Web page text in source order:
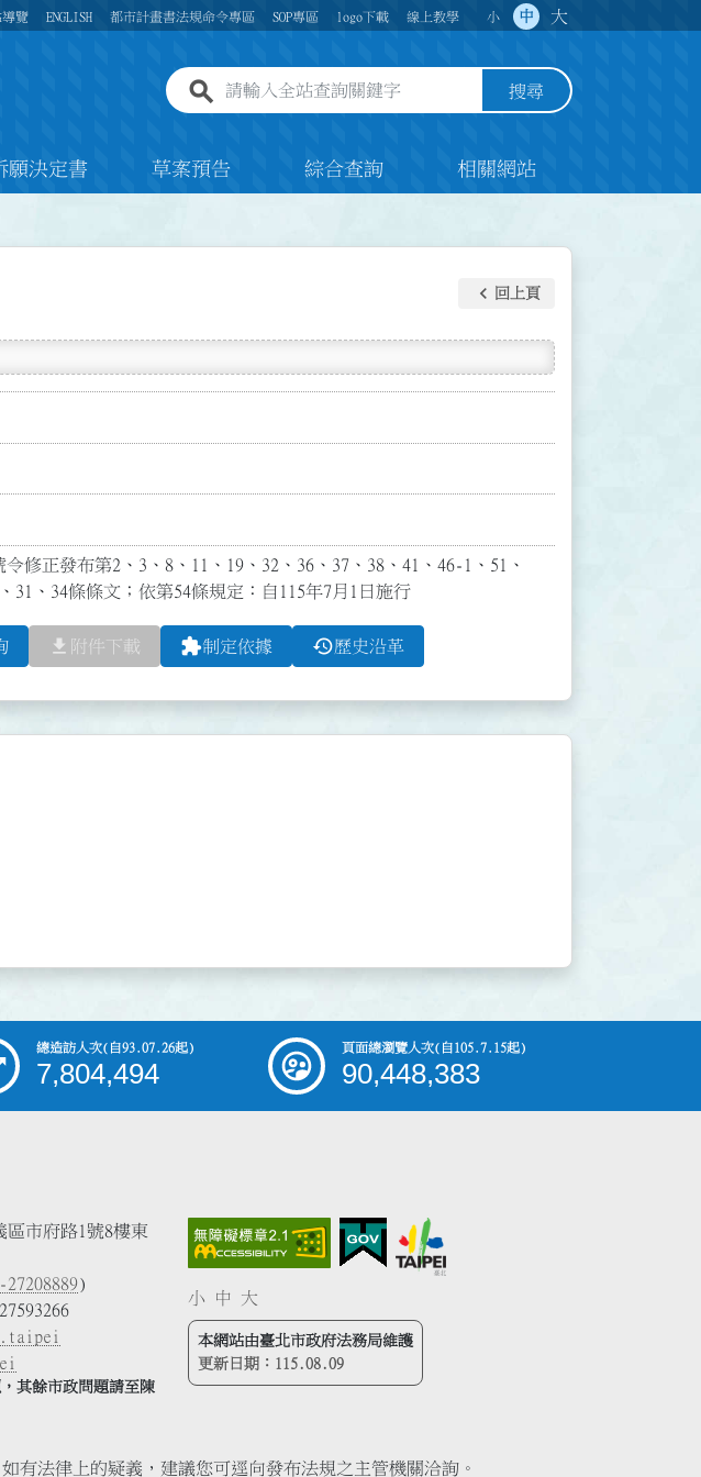
導覽 ENGLISH 都市計畫書法規命令專區 SOP專區 logo下載 線上教學 小 中 大
全站查詢關鍵字欄位 搜尋
願決定書 草案預告 綜合查詢 相關網站
keyboard_arrow_left 回上頁
修正發布第2、3、8、11、19、32、36、37、38、41、46-1、51、
31、34條條文；依第54條規定：自115年7月1日施行
file_download 附件下載 extension制定依據 history歷史沿革
總造訪人次(自93.07.26起)
7,804,494
頁面總瀏覽人次(自105.7.15起)
90,448,383
區市府路1號8樓東
27208889)
其餘市政問題請至陳
小 中 大
本網站由臺北市政府法務局維護
更新日期： 115.08.09
有法律上的疑義，建議您可逕向發布法規之主管機關洽詢。